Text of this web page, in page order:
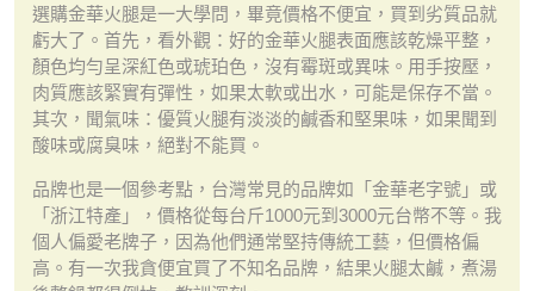
選購金華火腿是一大學問，畢竟價格不便宜，買到劣質品就
虧大了。首先，看外觀：好的金華火腿表面應該乾燥平整，
顏色均勻呈深紅色或琥珀色，沒有霉斑或異味。用手按壓，
肉質應該緊實有彈性，如果太軟或出水，可能是保存不當。
其次，聞氣味：優質火腿有淡淡的鹹香和堅果味，如果聞到
酸味或腐臭味，絕對不能買。
品牌也是一個參考點，台灣常見的品牌如「金華老字號」或
「浙江特產」，價格從每台斤1000元到3000元台幣不等。我
個人偏愛老牌子，因為他們通常堅持傳統工藝，但價格偏
高。有一次我貪便宜買了不知名品牌，結果火腿太鹹，煮湯